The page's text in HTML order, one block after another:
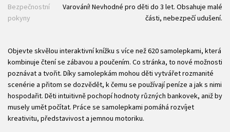
Bezpečnostní
pokyny
Varování! Nevhodné pro děti do 3 let. Obsahuje malé
části, nebezpečí udušení.
Objevte skvělou interaktivní knížku s více než 620 samolepkami, která
kombinuje čtení se zábavou a poučením. Co stránka, to nové možnosti
poznávat a tvořit. Díky samolepkám mohou děti vytvářet rozmanité
scenérie a přitom se dozvědět, k čemu se používají peníze a jak s nimi
hospodařit. Děti intuitivně pochopí hodnoty různých bankovek, aniž by
musely umět počítat. Práce se samolepkami pomáhá rozvíjet
kreativitu, představivost a jemnou motoriku.